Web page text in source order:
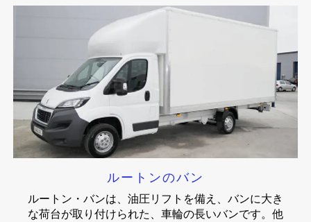
ルートンのバン
ルートン・バンは、油圧リフトを備え、バンに大き
な荷台が取り付けられた、車輪の長いバンです。他